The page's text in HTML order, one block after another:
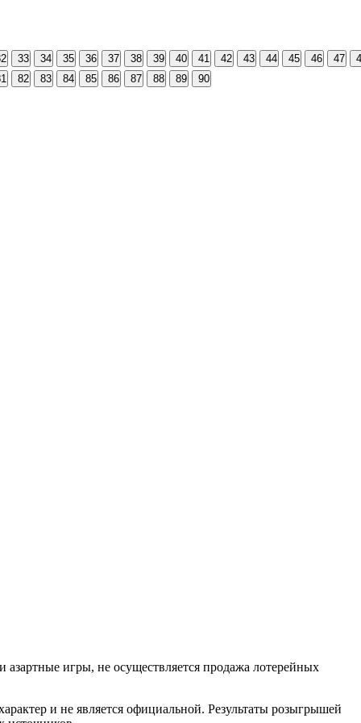
33 34 35 36 37 38 39 40 41 42 43 44 45 46 47
82 83 84 85 86 87 88 89
90
азартные игры, не осуществляется продажа лотерейных
и не является официальной. Результаты розыгрышей